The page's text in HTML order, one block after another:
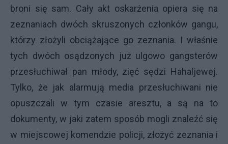
broni się sam. Cały akt oskarżenia opiera się na
zeznaniach dwóch skruszonych członków gangu,
którzy złożyli obciążające go zeznania. I właśnie
tych dwóch osądzonych już ulgowo gangsterów
przesłuchiwał pan młody, zięć sędzi Hahaljewej.
Tylko, że jak alarmują media przesłuchiwani nie
opuszczali w tym czasie aresztu, a są na to
dokumenty, w jaki zatem sposób mogli znaleźć się
w miejscowej komendzie policji, złożyć zeznania i